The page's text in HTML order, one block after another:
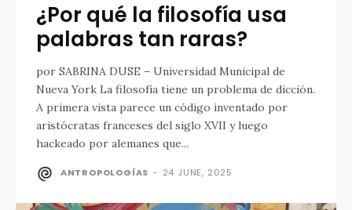
¿Por qué la filosofía usa
palabras tan raras?
por SABRINA DUSE – Universidad Municipal de
Nueva York La filosofía tiene un problema de dicción.
A primera vista parece un código inventado por
aristócratas franceses del siglo XVII y luego
hackeado por alemanes que...
ANTROPOLOGÍAS - 24 JUNE, 2025